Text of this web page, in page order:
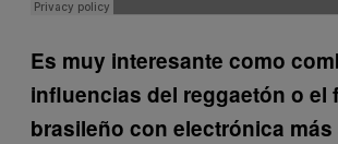
Es muy interesante como
influencias del reggaetón o el
brasileño con electrónica